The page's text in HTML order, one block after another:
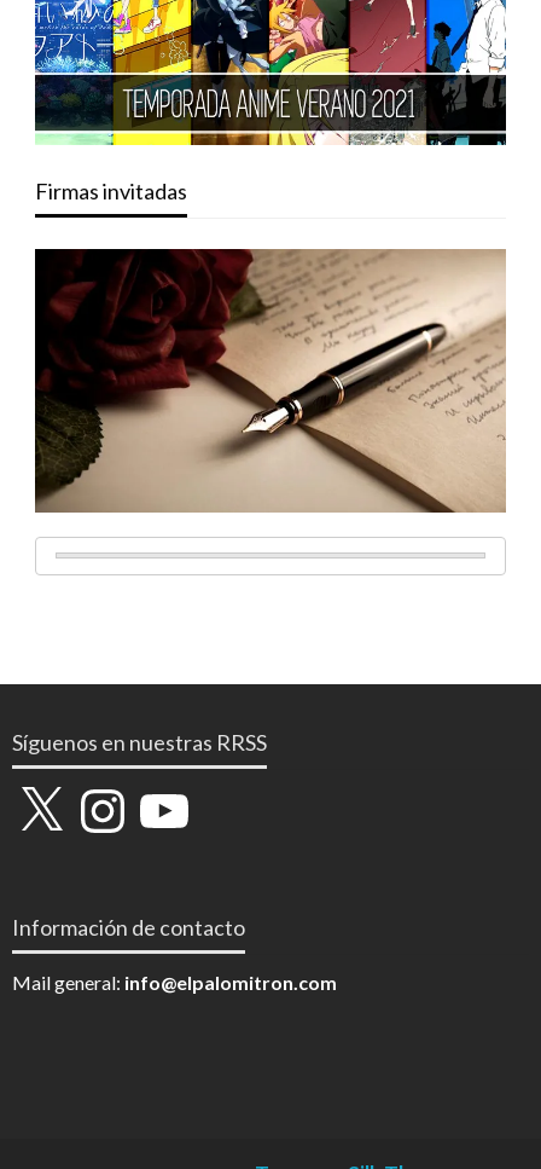
Firmas invitadas
Síguenos en nuestras RRSS
X InstagramYouTube
Información de contacto
Mail general: info@elpalomitron.com